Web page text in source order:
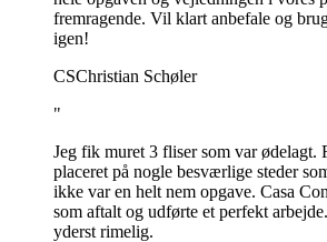
fremragende. Vil klart anbefale og
igen!
CSChristian Schøler
"
Jeg fik muret 3 fliser som var ødelagt.
placeret på nogle besværlige steder
ikke var en helt nem opgave. Casa
som aftalt og udførte et perfekt
yderst rimelig.